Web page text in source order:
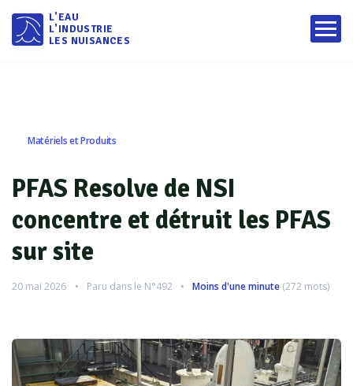
L'EAU
L'INDUSTRIE
LES NUISANCES
Matériels et Produits
PFAS Resolve de NSI
concentre et détruit les PFAS
sur site
20 mai 2026 Paru dans le N°492 Moins d'une minute (272 mots)